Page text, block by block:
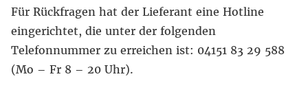
Für Rückfragen hat der Lieferant eine Hotline
eingerichtet, die unter der folgenden
Telefonnummer zu erreichen ist: 04151 83 29 588
(Mo – Fr 8 – 20 Uhr).